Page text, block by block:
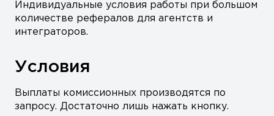
Индивидуальные условия работы при большом
количестве рефералов для агентств и
интеграторов.
Условия
Выплаты комиссионных производятся по
запросу. Достаточно лишь нажать кнопку.